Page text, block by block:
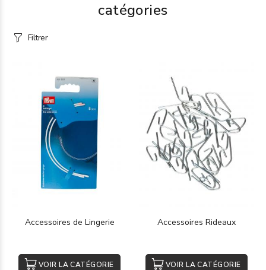
catégories
Filtrer
Accessoires de Lingerie
VOIR LA CATÉGORIE
Accessoires Rideaux
VOIR LA CATÉGORIE